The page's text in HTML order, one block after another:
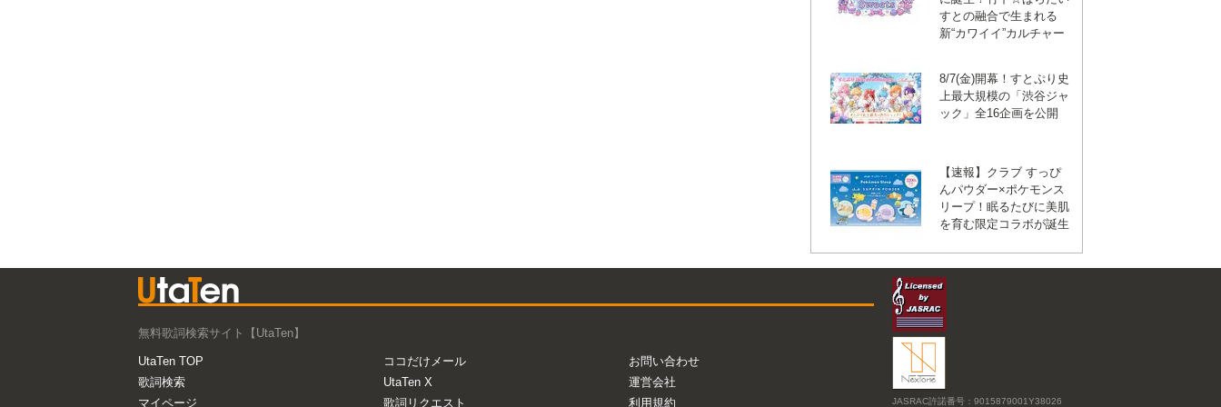
すとの融合で生まれる
新“カワイイ”カルチャー
8/7(金)開幕！すとぷり史
上最大規模の「渋谷ジャ
ック」全16企画を公開
【速報】クラブ すっぴ
んパウダー×ポケモンス
リープ！眠るたびに美肌
を育む限定コラボが誕生
無料歌詞検索サイト【UtaTen】
UtaTen TOP
歌詞検索
マイページ
ココだけメール
UtaTen X
歌詞リクエスト
お問い合わせ
運営会社
利用規約
JASRAC許諾番号：9015879001Y38026